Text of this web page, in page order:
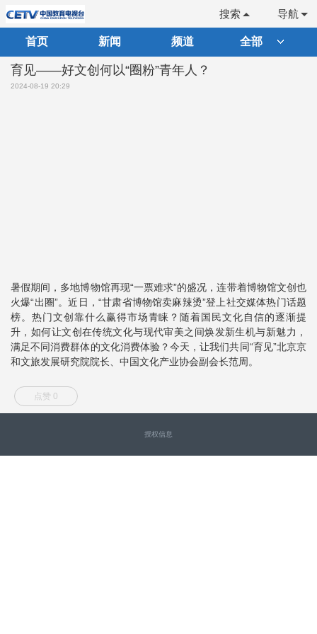
导航
搜索
首页 新闻 频道 全部
育见——好文创何以“圈粉”青年人？
2024-08-19 20:29
暑假期间，多地博物馆再现“一票难求”的盛况，连带着博物馆文创也
火爆“出圈”。近日，“甘肃省博物馆卖麻辣烫”登上社交媒体热门话题
榜。热门文创靠什么赢得市场青睐？随着国民文化自信的逐渐提
升，如何让文创在传统文化与现代审美之间焕发新生机与新魅力，
满足不同消费群体的文化消费体验？今天，让我们共同“育见”北京京
和文旅发展研究院院长、中国文化产业协会副会长范周。
点赞 0
授权信息